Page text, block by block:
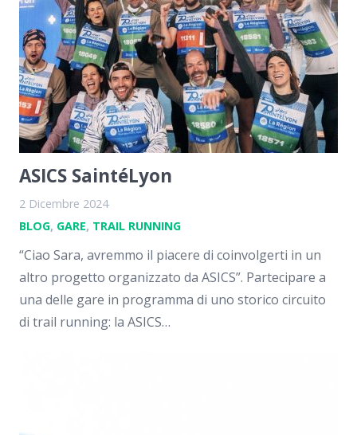
ASICS SaintéLyon
2 Dicembre 2024
BLOG, GARE, TRAIL RUNNING
“Ciao Sara, avremmo il piacere di coinvolgerti in un
altro progetto organizzato da ASICS”. Partecipare a
una delle gare in programma di uno storico circuito
di trail running: la ASICS…